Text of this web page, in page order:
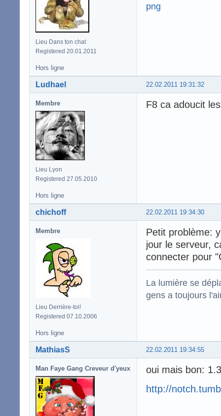
Lieu Dans ton chat
Registered 20.01.2011
Hors ligne
22.02.2011 19:31:32
Ludhael
Membre
Lieu Lyon
Registered 27.05.2010
F8 ca adoucit
Hors ligne
22.02.2011 19:34:30
chichoff
Membre
Lieu Derrière-toi!
Registered 07.10.2006
Petit problème:
jour le serveur,
connecter pour
La lumière se
gens a toujours
Hors ligne
22.02.2011 19:34:55
MathiasS
Man Faye Gang Creveur d'yeux
oui mais bon:
http://